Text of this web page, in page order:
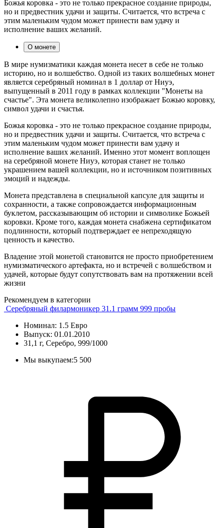
Божья коровка - это не только прекрасное создание природы,
но и предвестник удачи и защиты. Считается, что встреча с
этим маленьким чудом может принести вам удачу и
исполнение ваших желаний.
О монете
В мире нумизматики каждая монета несет в себе не только
историю, но и волшебство. Одной из таких волшебных монет
является серебряный номинал в 1 доллар от Ниуэ,
выпущенный в 2011 году в рамках коллекции "Монеты на
счастье". Эта монета великолепно изображает Божью коровку,
символ удачи и счастья.
Божья коровка - это не только прекрасное создание природы,
но и предвестник удачи и защиты. Считается, что встреча с
этим маленьким чудом может принести вам удачу и
исполнение ваших желаний. Именно этот момент воплощен
на серебряной монете Ниуэ, которая станет не только
украшением вашей коллекции, но и источником позитивных
эмоций и надежды.
Монета представлена в специальной капсуле для защиты и
сохранности, а также сопровождается информационным
буклетом, рассказывающим об истории и символике Божьей
коровки. Кроме того, каждая монета снабжена сертификатом
подлинности, который подтверждает ее непреходящую
ценность и качество.
Владение этой монетой становится не просто приобретением
нумизматического артефакта, но и встречей с волшебством и
удачей, которые будут сопутствовать вам на протяжении всей
жизни
Рекомендуем в категории
Серебряный филармоникер 31.1 грамм 999 пробы
Номинал: 1.5 Евро
Выпуск: 01.01.2010
31,1 г, Серебро, 999/1000
Мы выкупаем:5 500